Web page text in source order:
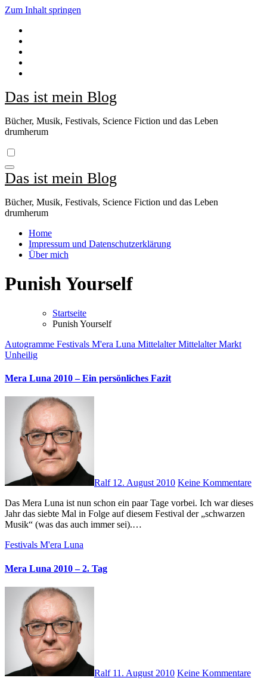
Zum Inhalt springen
Das ist mein Blog
Bücher, Musik, Festivals, Science Fiction und das Leben
drumherum
Das ist mein Blog
Bücher, Musik, Festivals, Science Fiction und das Leben
drumherum
Home
Impressum und Datenschutzerklärung
Über mich
Punish Yourself
Startseite
Punish Yourself
Autogramme Festivals M'era Luna MittelalterMittelalter Markt
Unheilig
Mera Luna 2010 – Ein persönliches Fazit
Ralf 12. August 2010 Keine Kommentare
Das Mera Luna ist nun schon ein paar Tage vorbei. Ich war dieses
Jahr das siebte Mal in Folge auf diesem Festival der „schwarzen
Musik“ (was das auch immer sei).…
Festivals M'era Luna
Mera Luna 2010 – 2. Tag
Ralf 11. August 2010 Keine Kommentare